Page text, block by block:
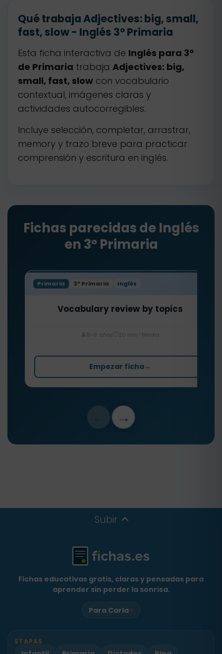
Qué trabaja Adjectives: big, small,
fast, slow - Inglés 3º Primaria
Esta ficha interactiva de Inglés para 3º
de Primaria trabaja Adjectives: big,
small, fast, slow con vocabulario
contextual, imágenes claras y
actividades autocorregibles.
Incluye selección, completar, arrastrar,
memory y trazo breve para practicar
comprensión y escritura en inglés.
Fichas parecidas de Inglés
en 3º Primaria
Primaria 3º Primaria Inglés
Vocabulary review by topics
8-9 años 20 min Media
Empezar ficha→
→
Subir
Fichas educativas gratis, claras y pensadas para
aprender sin perder la sonrisa.
Para Carla♥
ETAPAS